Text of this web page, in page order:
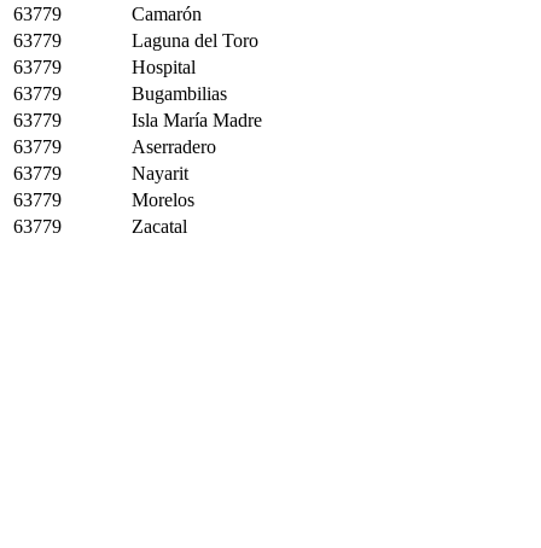
63779
Camarón
63779
Laguna del Toro
63779
Hospital
63779
Bugambilias
63779
Isla María Madre
63779
Aserradero
63779
Nayarit
63779
Morelos
63779
Zacatal